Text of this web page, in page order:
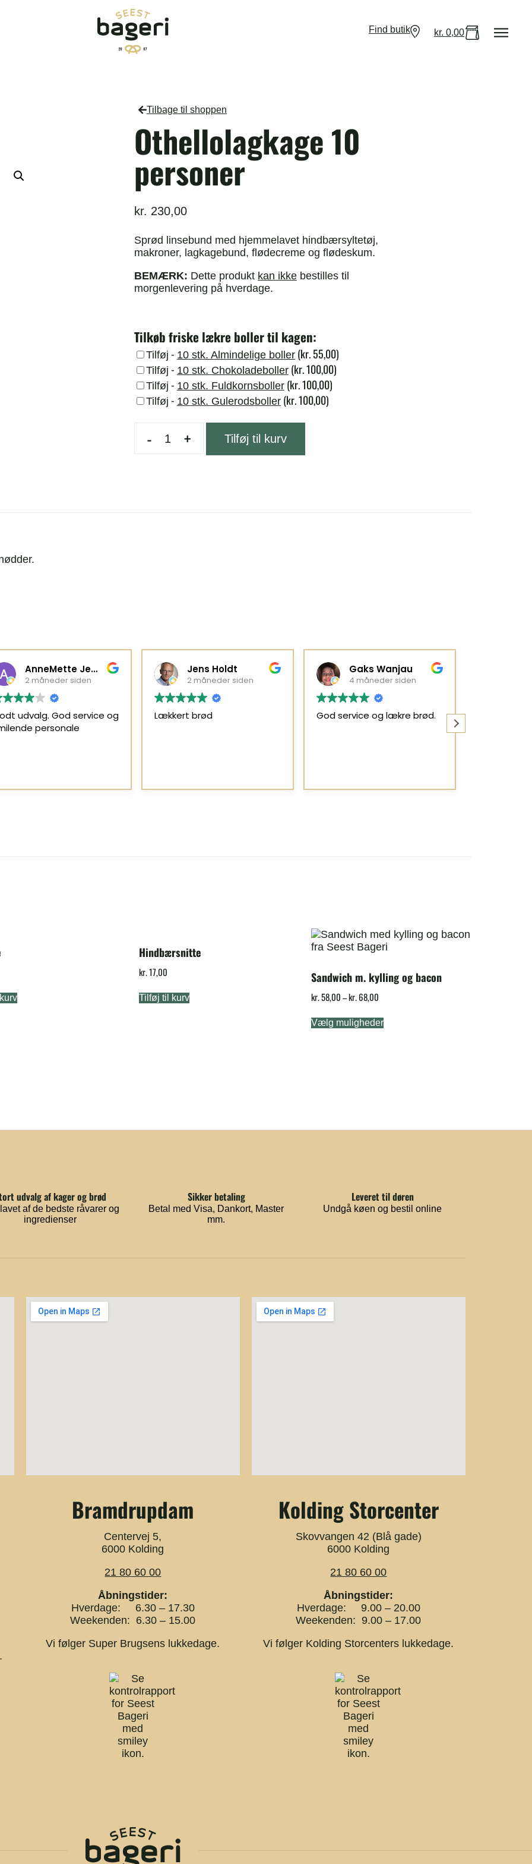
Find butik kr. 0,00
Tilbage til shoppen
Othellolagkage 10
personer
kr. 230,00
Sprød linsebund med hjemmelavet hindbærsyltetøj,
makroner, lagkagebund, flødecreme og flødeskum.
BEMÆRK: Dette produkt kan ikkebestilles til
morgenlevering på hverdage.
Tilkøb friske lækre boller til kagen:
Tilføj - 10 stk. Almindelige boller (kr.55,00)
Tilføj - 10 stk. Chokoladeboller (kr.100,00)
Tilføj - 10 stk. Fuldkornsboller (kr.100,00)
Tilføj - 10 stk. Gulerodsboller (kr.100,00)
- + Tilføj til kurv
AnneMette Jepsen
2 måneder siden
udvalg. God service og
personale
Jens Holdt
2 måneder siden
Lækkert brød
Gaks Wanjau
4 måneder siden
God service og lækre brød.
Hindbærsnitte
kr.17,00
Tilføj til kurv
Sandwich m. kylling og bacon
kr.58,00–kr.68,00
Vælg muligheder
udvalg af kager og brød
af de bedste råvarer og
ingredienser
Sikker betaling
Betal med Visa, Dankort, Master
mm.
Leveret til døren
Undgå køen og bestil online
Bramdrupdam
Centervej 5,
6000 Kolding
21 80 60 00
Åbningstider:
Hverdage: 6.30 – 17.30
Weekenden: 6.30 – 15.00
Vi følger Super Brugsens lukkedage.
Kolding Storcenter
Skovvangen 42 (Blå gade)
6000 Kolding
21 80 60 00
Åbningstider:
Hverdage: 9.00 – 20.00
Weekenden: 9.00 – 17.00
Vi følger Kolding Storcenters lukkedage.